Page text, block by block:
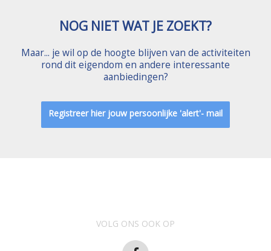
NOG NIET WAT JE ZOEKT?
Maar... je wil op de hoogte blijven van de activiteiten
rond dit eigendom en andere interessante
aanbiedingen?
Registreer hier jouw persoonlijke 'alert'- mail
VOLG ONS OOK OP